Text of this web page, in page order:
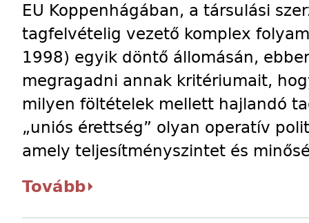
EU Koppenhágában, a társulási
tagfelvételig vezető komplex
1998) egyik döntő állomásán,
megragadni annak kritériumait,
milyen föltételek mellett hajlandó
„uniós érettség” olyan operatív
amely teljesítményszintet és
Tovább